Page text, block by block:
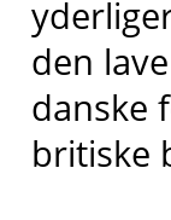
den
danske
britiske